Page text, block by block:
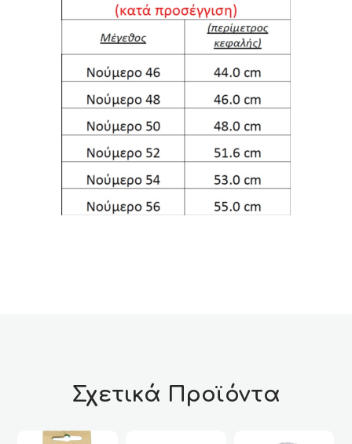
Σχετικά Προϊόντα